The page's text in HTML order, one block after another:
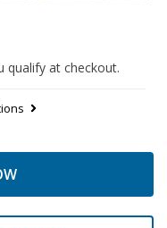
qualify at checkout.